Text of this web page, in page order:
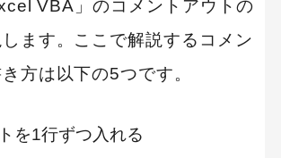
VBA」のコメントアウトの
ます。ここで解説するコメン
方は以下の5つです。
を1行ずつ入れる